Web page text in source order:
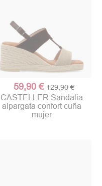
59,90 € 129,90 €
CASTELLER Sandalia
alpargata confort cuña
mujer